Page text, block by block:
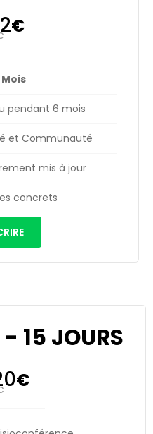
€
pendant 6 mois
et Communauté
mis à jour
concrets
15 JOURS
€